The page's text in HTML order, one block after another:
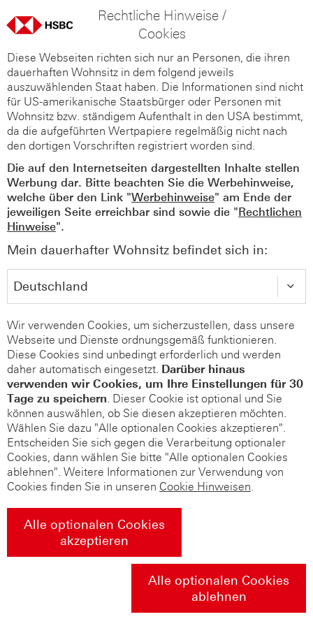
Rechtliche Hinweise /
Cookies
Diese Webseiten richten sich nur an Personen, die ihren
dauerhaften Wohnsitz in dem folgend jeweils
auszuwählenden Staat haben. Die Informationen sind nicht
für US-amerikanische Staatsbürger oder Personen mit
Wohnsitz bzw. ständigem Aufenthalt in den USA bestimmt,
da die aufgeführten Wertpapiere regelmäßig nicht nach
den dortigen Vorschriften registriert worden sind.
Die auf den Internetseiten dargestellten Inhalte stellen
Werbung dar. Bitte beachten Sie die Werbehinweise,
welche über den Link "Werbehinweise" am Ende der
jeweiligen Seite erreichbar sind sowie die "Rechtlichen
Hinweise".
Mein dauerhafter Wohnsitz befindet sich in:
Wir verwenden Cookies, um sicherzustellen, dass unsere
Webseite und Dienste ordnungsgemäß funktionieren.
Diese Cookies sind unbedingt erforderlich und werden
daher automatisch eingesetzt. Darüber hinaus
verwenden wir Cookies, um Ihre Einstellungen für 30
Tage zu speichern. Dieser Cookie ist optional und Sie
können auswählen, ob Sie diesen akzeptieren möchten.
Wählen Sie dazu "Alle optionalen Cookies akzeptieren".
Entscheiden Sie sich gegen die Verarbeitung optionaler
Cookies, dann wählen Sie bitte "Alle optionalen Cookies
ablehnen". Weitere Informationen zur Verwendung von
Cookies finden Sie in unseren Cookie Hinweisen.
Alle optionalen Cookies
akzeptieren
Alle optionalen Cookies
ablehnen